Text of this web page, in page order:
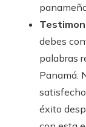
debes
palabras
Panamá.
éxito